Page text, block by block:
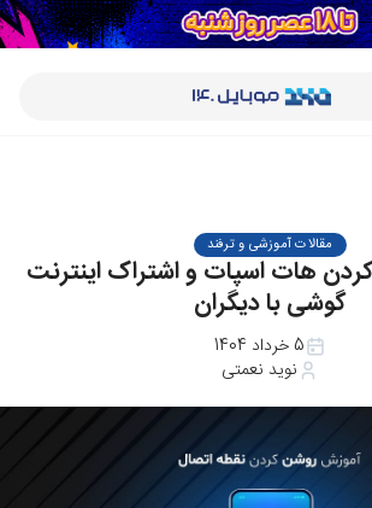
مقالات آموزشی و ترفند
هات اسپات و اشتراک اینترنت
گوشی با دیگران
5 خرداد 1404
نوید نعمتی